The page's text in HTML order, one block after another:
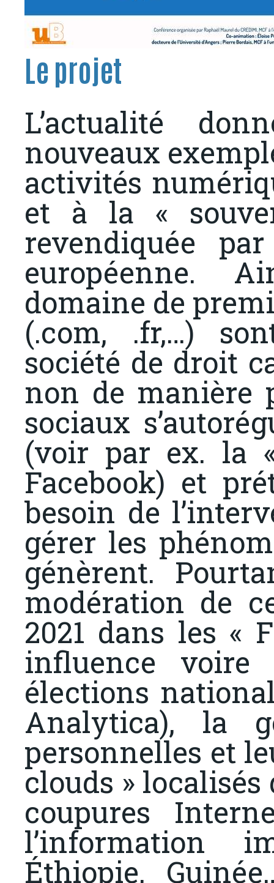
Le projet
L’actualité
nouveaux
activités
et à la «
revendiquée
européenne.
domaine de
(.com, .fr,…)
société de droit
non de manière
sociaux
(voir par ex. la
Facebook) et
besoin de
gérer les
génèrent.
modération de
2021 dans les «
influence voire
élections
Analytica), la
personnelles et
clouds » localisés
coupures
l’information
Éthiopie,